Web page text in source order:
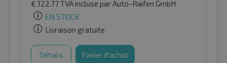
€ 122.77TVA incluse par Auto-Raifen GmbH
EN STOCK
Livraison gratuite
Détails Panier d'achat